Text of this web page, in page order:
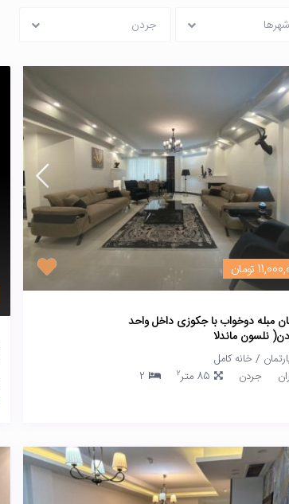
جردن
تومان
مبله دوخواب با جکوزی داخل واحد
نلسون ماندلا
/خانه کامل
جردن 85 متر 2
2